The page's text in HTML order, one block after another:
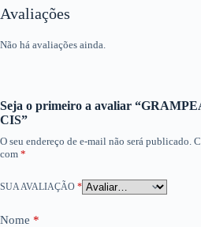
Avaliações
Não há avaliações ainda.
Seja o primeiro a avaliar
CIS”
O seu endereço de e-mail não será publicado.
com *
SUA AVALIAÇÃO *
Nome *